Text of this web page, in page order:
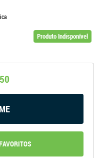
Produto Indisponível